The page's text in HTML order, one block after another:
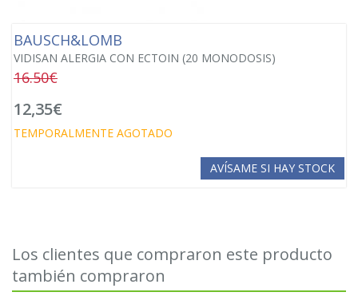
BAUSCH&LOMB
VIDISAN ALERGIA CON ECTOIN (20 MONODOSIS)
16.50€
12,35€
TEMPORALMENTE AGOTADO
AVÍSAME SI HAY STOCK
Los clientes que compraron este producto
también compraron